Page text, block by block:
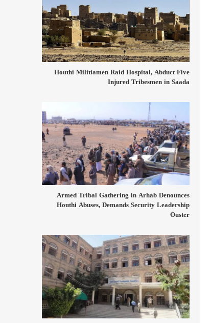
Houthi Militiamen Raid Hospital, Abduct Five
Injured Tribesmen in Saada
Armed Tribal Gathering in Arhab Denounces
Houthi Abuses, Demands Security Leadership
Ouster